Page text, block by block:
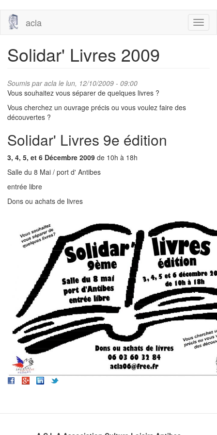
Aller
contenu
acla
Solidar' Livres 2009
Soumis paracla le lun, 12/10/2009 - 09:00
Vous souhaitez vous séparer de quelques livres ?
Vous cherchez un ouvrage précis ou vous voulez faire des
découvertes ?
Solidar' Livres 9e édition
3, 4, 5, et 6 Décembre 2009 de 10h à 18h
Salle du 8 Mai / port d' Antibes
entrée libre
Dons ou achats de livres